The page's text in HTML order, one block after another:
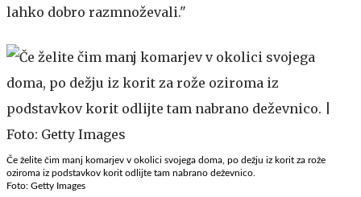
lahko dobro razmnoževali."
Če želite čim manj komarjev v okolici svojega doma, po dežju iz korit za rože
oziroma iz podstavkov korit odlijte tam nabrano deževnico.
Foto: Getty Images